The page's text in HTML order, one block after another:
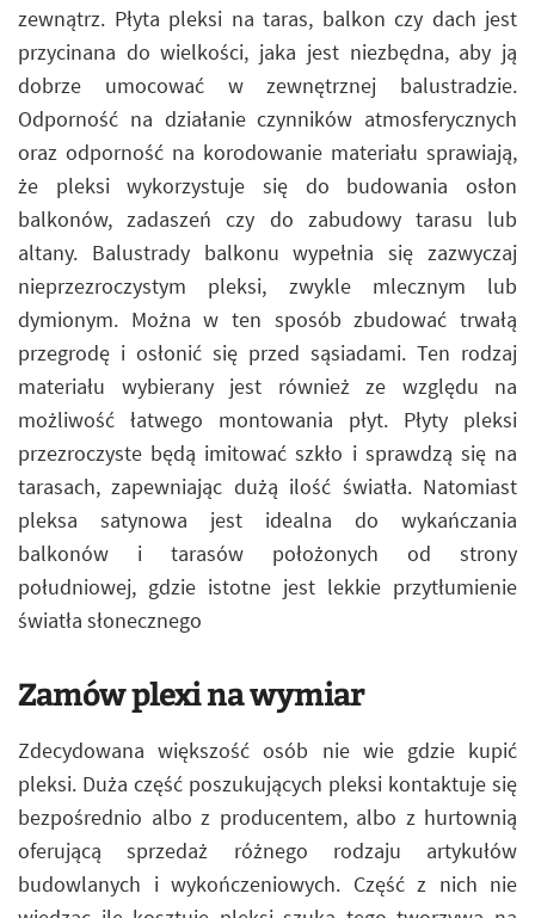
zewnątrz. Płyta pleksi na taras, balkon czy dach jest
przycinana do wielkości, jaka jest niezbędna, aby ją
dobrze umocować w zewnętrznej balustradzie.
Odporność na działanie czynników atmosferycznych
oraz odporność na korodowanie materiału sprawiają,
że pleksi wykorzystuje się do budowania osłon
balkonów, zadaszeń czy do zabudowy tarasu lub
altany. Balustrady balkonu wypełnia się zazwyczaj
nieprzezroczystym pleksi, zwykle mlecznym lub
dymionym. Można w ten sposób zbudować trwałą
przegrodę i osłonić się przed sąsiadami. Ten rodzaj
materiału wybierany jest również ze względu na
możliwość łatwego montowania płyt. Płyty pleksi
przezroczyste będą imitować szkło i sprawdzą się na
tarasach, zapewniając dużą ilość światła. Natomiast
pleksa satynowa jest idealna do wykańczania
balkonów i tarasów położonych od strony
południowej, gdzie istotne jest lekkie przytłumienie
światła słonecznego
Zamów plexi na wymiar
Zdecydowana większość osób nie wie gdzie kupić
pleksi. Duża część poszukujących pleksi kontaktuje się
bezpośrednio albo z producentem, albo z hurtownią
oferującą sprzedaż różnego rodzaju artykułów
budowlanych i wykończeniowych. Część z nich nie